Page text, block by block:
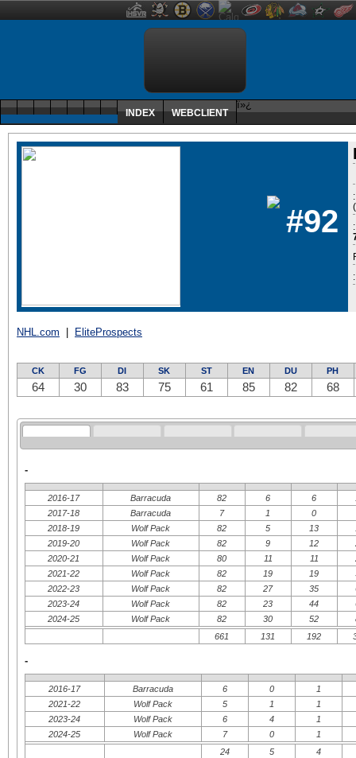
ï»¿
INDEX WEBCLIENT
#92
:
NHL.com EliteProspects
CK FG DI SK ST EN DU PH
64 30 83 75 61 85 82 68
-
2016-17 Barracuda 82 6 6
2017-18
Barracuda 7 1
0
2018-19
Wolf Pack 82 5 13
2019-20
Wolf Pack 82 9 12
2020-21
Wolf Pack 80 11 11
2021-22
Wolf Pack 82 19 19
2022-23
Wolf Pack 82 27 35
2023-24
Wolf Pack 82 23 44
2024-25
Wolf Pack 82 30 52
661
131 192
-
2016-17 Barracuda 6 0
1
2021-22
Wolf Pack 5 1
1
2023-24
Wolf Pack 6 4
1
2024-25
Wolf Pack 7 0
1
24
5 4